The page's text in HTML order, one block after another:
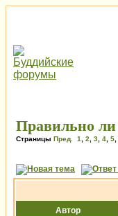
Правильно ли
Страницы Пред. 1 2 3 4 5
Автор